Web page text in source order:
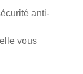
anti-
vous